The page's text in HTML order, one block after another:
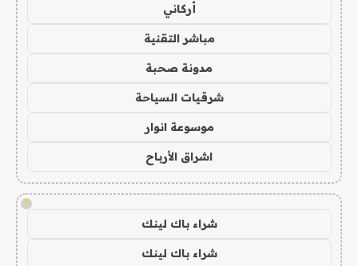
أركاني
مباشر التقنية
مدونة صحبة
شرقيات السياحة
موسوعة انوار
اشراق الأرباح
!
شراء باك لينك
شراء باك لينك